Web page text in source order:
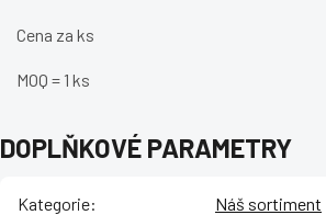
Cena za ks
MOQ = 1 ks
DOPLŇKOVÉ PARAMETRY
Kategorie: Náš sortiment